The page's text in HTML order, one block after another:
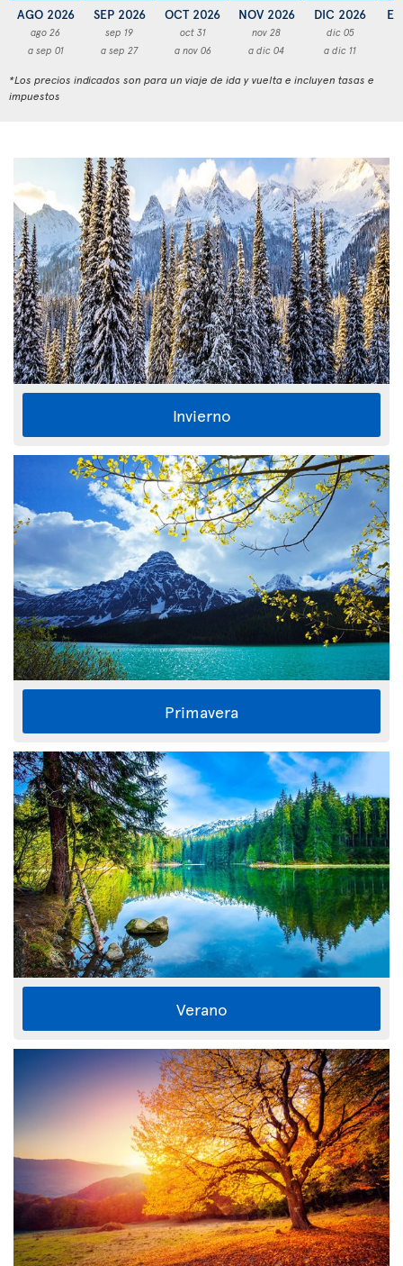
AGO 2026
ago 26
a sep 01
SEP 2026
sep 19
a sep 27
OCT 2026
oct 31
a nov 06
NOV 2026
nov 28
a dic 04
DIC 2026
dic 05
a dic 11
*Los precios indicados son para un viaje de ida y vuelta e incluyen tasas e
impuestos
Invierno
Primavera
Verano